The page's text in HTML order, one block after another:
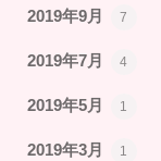
2019年9月 7
2019年7月 4
2019年5月 1
2019年3月 1